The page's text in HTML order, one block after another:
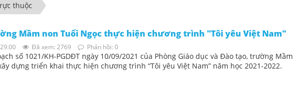
thuộc
Mầm non Tuổi Ngọc thực hiện chương trình "Tôi yêu Việt Nam"
Đã xem: 2769 Phản hồi: 0
số 1021/KH-PGDĐT ngày 10/09/2021 của Phòng Giáo dục và Đào tạo, trường Mầm
dựng triển khai thực hiện chương trình “Tôi yêu Việt Nam” năm học 2021-2022.